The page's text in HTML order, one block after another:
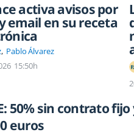
activa avisos por
email en su receta
Pablo Álvarez
15:50h
50% sin contrato
euros